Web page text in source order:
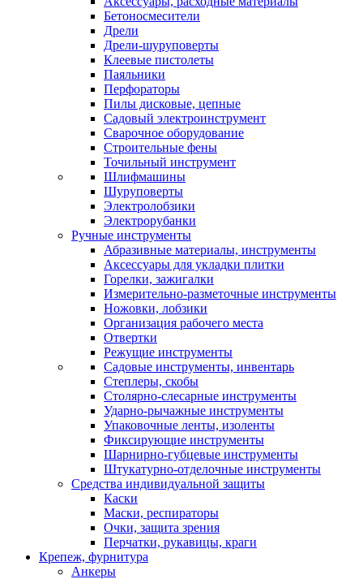
Бетоносмесители
Дрели
Дрели-шуруповерты
Клеевые пистолеты
Паяльники
Перфораторы
Пилы дисковые, цепные
Садовый электроинструмент
Сварочное оборудование
Строительные фены
Точильный инструмент
Шлифмашины
Шуруповерты
Электролобзики
Электрорубанки
Ручные инструменты
Абразивные материалы, инструменты
Аксессуары для укладки плитки
Горелки, зажигалки
Измерительно-разметочные инструменты
Ножовки, лобзики
Организация рабочего места
Отвертки
Режущие инструменты
Садовые инструменты, инвентарь
Степлеры, скобы
Столярно-слесарные инструменты
Ударно-рычажные инструменты
Упаковочные ленты, изоленты
Фиксирующие инструменты
Шарнирно-губцевые инструменты
Штукатурно-отделочные инструменты
Средства индивидуальной защиты
Каски
Маски, респираторы
Очки, защита зрения
Перчатки, рукавицы, краги
Крепеж, фурнитура
Анкеры